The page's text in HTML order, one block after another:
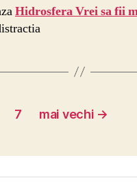
Hidrosfera Vrei sa fii
7 mai vechi →